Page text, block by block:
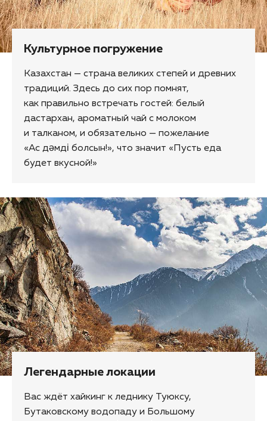
Культурное погружение
Казахстан — страна великих степей и древних
традиций. Здесь до сих пор помнят,
как правильно встречать гостей: белый
дастархан, ароматный чай с молоком
и талканом, и обязательно — пожелание
«Ас дәмді болсын!», что значит «Пусть еда
будет вкусной!»
Легендарные локации
Вас ждёт хайкинг к леднику Туюксу,
Бутаковскому водопаду и Большому